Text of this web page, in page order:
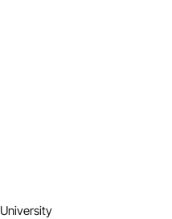
University